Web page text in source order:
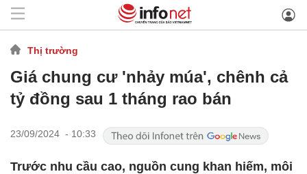
Thị trường
Giá chung cư 'nhảy múa', chênh cả
tỷ đồng sau 1 tháng rao bán
23/09/2024 - 10:33
Trước nhu cầu cao, nguồn cung khan hiếm, môi